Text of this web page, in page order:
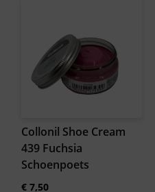
Collonil Shoe Cream
439 Fuchsia
Schoenpoets
€ 7,50